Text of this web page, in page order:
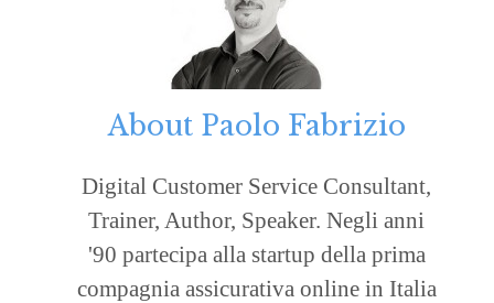
About Paolo Fabrizio
Digital Customer Service Consultant,
Trainer, Author, Speaker. Negli anni
'90 partecipa alla startup della prima
compagnia assicurativa online in Italia